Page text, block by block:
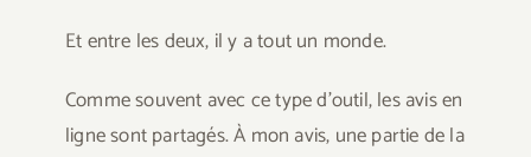
Et entre les deux, il y a tout un monde.
Comme souvent avec ce type d’outil, les avis en
ligne sont partagés. À mon avis, une partie de la